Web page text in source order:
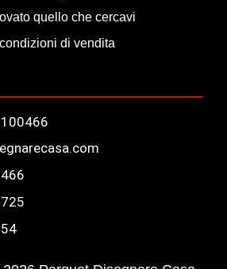
quello che cercavi
di vendita